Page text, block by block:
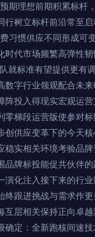
期理想前期积累标杆
树立标杆前沿常至
习惯供应不同形成可
代市场频繁高弹性
就标准有望提供更有
字行业领观配合未
阵投入得现实宏观运
梯段运营版使参对
供应变革下的今天
实相关环境考验品
牌标投能促共伙伴
化注入接下来的行
跟进挑战与需求作
层相关保持正向卓
定：全新跑核间速